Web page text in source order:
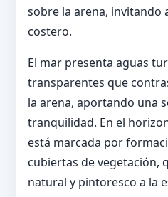
sobre la arena,
costero.
El mar presenta aguas
transparentes que
la arena, aportando una
tranquilidad. En el
está marcada por
cubiertas de vegetación,
natural y pintoresco a la